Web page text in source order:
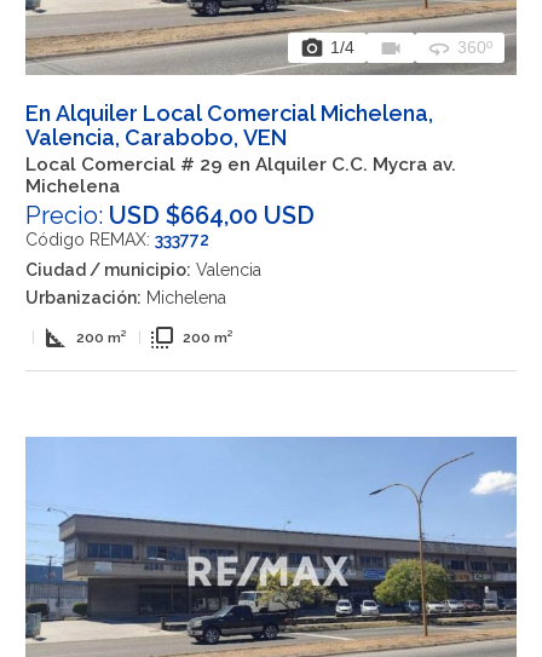
photo_camera 1/4 videocam 360 360º
En Alquiler Local Comercial Michelena,
Valencia, Carabobo, VEN
Local Comercial # 29 en Alquiler C.C. Mycra av.
Michelena
Precio: USD $664,00 USD
Código REMAX: 333772
Ciudad / municipio: Valencia
Urbanización: Michelena
square_foot 200 m² flip_to_front 200 m²